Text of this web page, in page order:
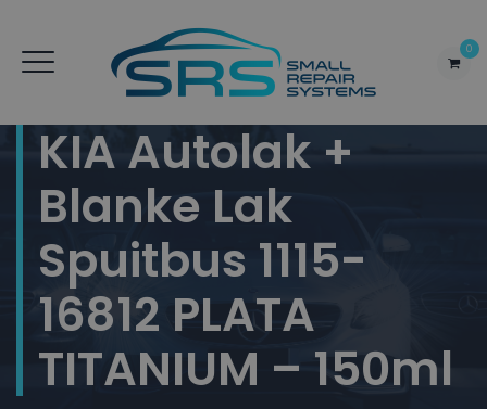
0
KIA Autolak +
Blanke Lak
Spuitbus 1115-
16812 PLATA
TITANIUM – 150ml